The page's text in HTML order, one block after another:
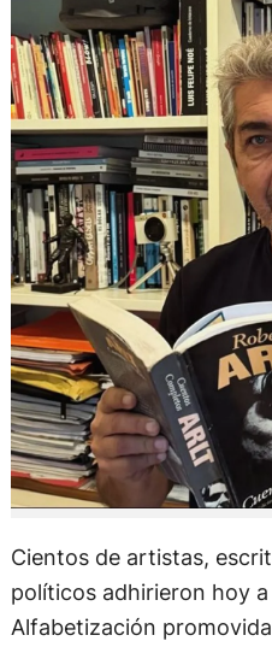
Cientos de artistas,
políticos adhirieron hoy
Alfabetización